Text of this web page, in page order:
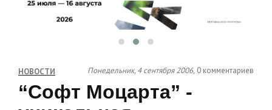
НОВОСТИ Понедельник, 4 сентября 2006, 0 комментариев
“Софт Моцарта” -